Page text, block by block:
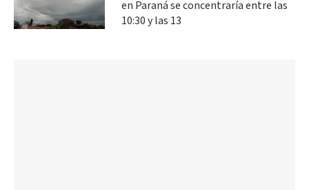
en Paraná se concentraría entre las
10:30 y las 13